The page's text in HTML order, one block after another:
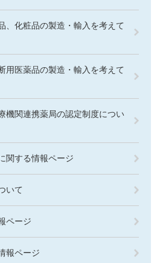
、化粧品の製造・輸入を考えて
用医薬品の製造・輸入を考えて
機関連携薬局の認定制度につい
関する情報ページ
いて
ページ
報ページ